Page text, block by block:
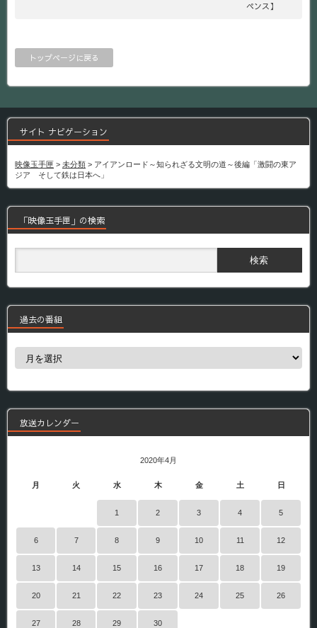
ペンス】
トップページに戻る
サイト ナビゲーション
映像玉手匣 > 未分類 > アイアンロード～知られざる文明の道～後編「激闘の東ア
ジア そして鉄は日本へ」
「映像玉手匣」の検索
過去の番組
過
組
放送カレンダー
2020年4月
月 火 水 木 金 土 日
1 2 3 4 5
6 7 8 9 10 11 12
13 14 15 16 17 18 19
20 21 22 23 24 25 26
27 28 29 30